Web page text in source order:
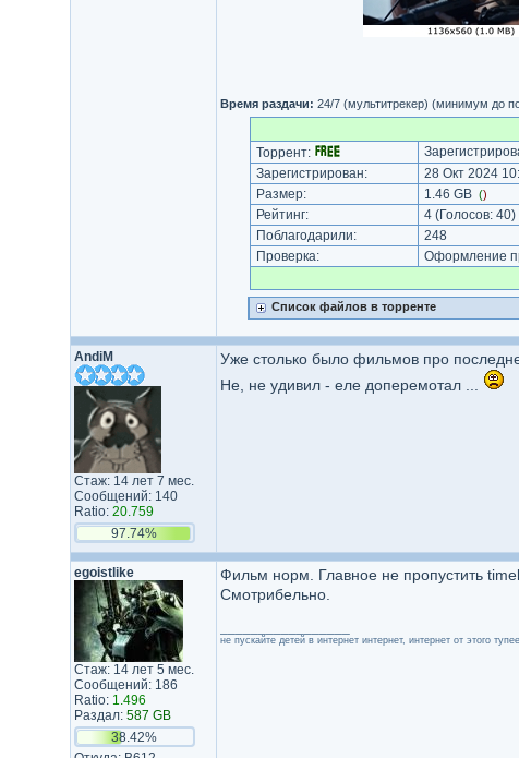
Время раздачи: 24/7 (мультитрекер) (минимум до
Торрент:
Зарегистрирован:
28 Окт 2024
Размер:
1.46 GB ()
Рейтинг: 4(Голосов: 40)
Поблагодарили:
248
Проверка:
Оформление
Список файлов в торренте
AndiM
Стаж: 14 лет 7 мес.
Сообщений: 140
Ratio: 20.759
97.74%
Уже столько было фильмов про
Не, не удивил - еле доперемотал ...
egoistlike
Стаж: 14 лет 5 мес.
Сообщений: 186
Ratio: 1.496
Раздал: 587 GB
38.42%
Фильм норм. Главное не пропустить
Смотрибельно.
не пускайте детей в интернет интернет, интернет от этого